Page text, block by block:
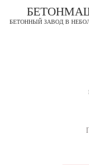
БЕТОННЫЙ ЗАВОД В